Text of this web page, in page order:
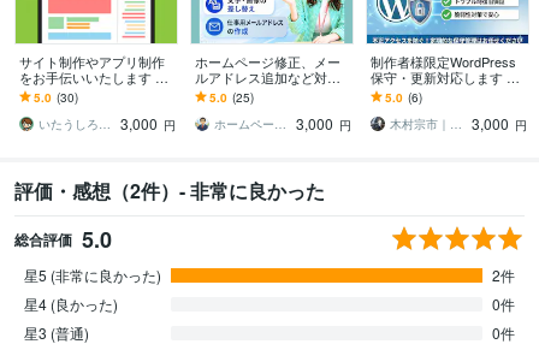
サイト制作やアプリ制作
をお手伝いいたします デ
ザイン・コーディング・
プログラミングの悩み事
相談ください！
5.0 (30)
いたうしろ｜Desigh ＆ Web
3,000 円
ホームページ修正、メー
ルアドレス追加など対応
します メンテナンス、カ
スタマイズなど気軽にご
相談ください
5.0 (25)
ホームページ作成塾
3,000 円
制作者様限定WordPress
保守・更新対応します 安
心・安全なサイト運用
を、全力でサポートいた
します。
5.0 (6)
木村宗市｜コーダー｜Web制作
3,000 円
評価・感想（2件）- 非常に良かった
総合評価 5.0
星5 (非常に良かった)
2件
星4 (良かった)
0件
星3 (普通)
0件